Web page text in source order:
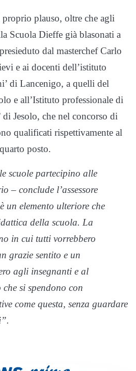
proprio plauso, oltre che agli
Scuola Dieffe già blasonati a
dal masterchef Carlo
e ai docenti dell’istituto
di Lancenigo, a quelli del
e all’Istituto professionale di
di Jesolo, che nel concorso di
qualificati rispettivamente al
posto.
scuole partecipino alle
– conclude l’assessore
un elemento ulteriore che
della scuola. La
in cui tutti vorrebbero
grazie sentito e un
agli insegnanti e al
si spendono con
come questa, senza guardare